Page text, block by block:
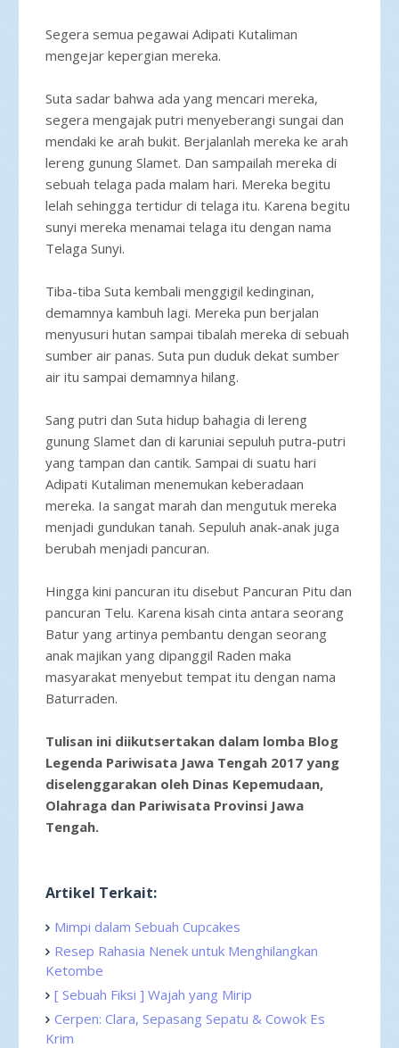
Segera semua pegawai Adipati Kutaliman
mengejar kepergian mereka.
Suta sadar bahwa ada yang mencari mereka,
segera mengajak putri menyeberangi sungai dan
mendaki ke arah bukit. Berjalanlah mereka ke arah
lereng gunung Slamet. Dan sampailah mereka di
sebuah telaga pada malam hari. Mereka begitu
lelah sehingga tertidur di telaga itu. Karena begitu
sunyi mereka menamai telaga itu dengan nama
Telaga Sunyi.
Tiba-tiba Suta kembali menggigil kedinginan,
demamnya kambuh lagi. Mereka pun berjalan
menyusuri hutan sampai tibalah mereka di sebuah
sumber air panas. Suta pun duduk dekat sumber
air itu sampai demamnya hilang.
Sang putri dan Suta hidup bahagia di lereng
gunung Slamet dan di karuniai sepuluh putra-putri
yang tampan dan cantik. Sampai di suatu hari
Adipati Kutaliman menemukan keberadaan
mereka. Ia sangat marah dan mengutuk mereka
menjadi gundukan tanah. Sepuluh anak-anak juga
berubah menjadi pancuran.
Hingga kini pancuran itu disebut Pancuran Pitu dan
pancuran Telu. Karena kisah cinta antara seorang
Batur yang artinya pembantu dengan seorang
anak majikan yang dipanggil Raden maka
masyarakat menyebut tempat itu dengan nama
Baturraden.
Tulisan ini diikutsertakan dalam lomba Blog
Legenda Pariwisata Jawa Tengah 2017 yang
diselenggarakan oleh Dinas Kepemudaan,
Olahraga dan Pariwisata Provinsi Jawa
Tengah.
Artikel Terkait:
Mimpi dalam Sebuah Cupcakes
Resep Rahasia Nenek untuk Menghilangkan
Ketombe
[ Sebuah Fiksi ] Wajah yang Mirip
Cerpen: Clara, Sepasang Sepatu & Cowok Es
Krim